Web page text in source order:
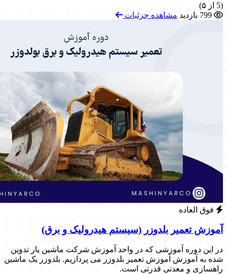
(5 از ۵)
مشاهده جزئیات
فوق العاده
آموزش تعمیر بلدوزر (سیستم هیدرولیک و برق)
در این دوره آموزشی که در واحد آموزش شرکت ماشین یار تدوین
شده به آموزش آموزش تعمیر بلدوزر می پردازیم. بلدوزر یک ماشین
راهسازی و معدنی قدرتی است.